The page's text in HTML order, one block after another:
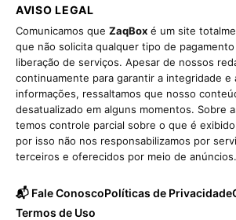
AVISO LEGAL
Comunicamos que ZaqBox é um site
que não solicita qualquer tipo de
liberação de serviços. Apesar de nossos
continuamente para garantir a integridade e
informações, ressaltamos que nosso
desatualizado em alguns momentos. Sobre
temos controle parcial sobre o que é
por isso não nos responsabilizamos por
terceiros e oferecidos por meio de anúncios.
📬 Fale ConoscoPolíticas de Privacidade
Termos de Uso